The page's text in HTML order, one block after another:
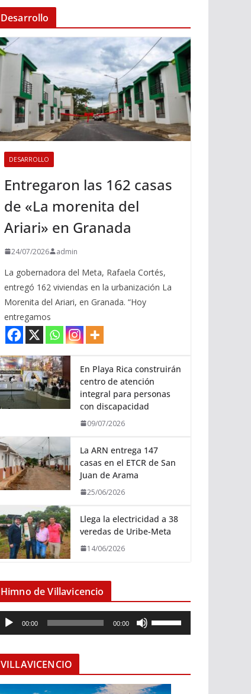
Desarrollo
DESARROLLO
Entregaron las 162 casas
de «La morenita del
Ariari» en Granada
24/07/2026 admin
La gobernadora del Meta, Rafaela Cortés,
entregó 162 viviendas en la urbanización La
Morenita del Ariari, en Granada. “Hoy
entregamos
En Playa Rica construirán
centro de atención
integral para personas
con discapacidad
09/07/2026
La ARN entrega 147
casas en el ETCR de San
Juan de Arama
25/06/2026
Llega la electricidad a 38
veredas de Uribe-Meta
14/06/2026
Himno de Villavicencio
00:00 00:00
i
z
VILLAVICENCIO